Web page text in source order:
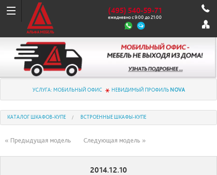
(495) 540-59-71
ежедневно с 9:00 до 21:00
УСЛУГА: МОБИЛЬНЫЙ ОФИС НЕВИДИМЫЙ ПРОФИЛЬ NOVA
КАТАЛОГ ШКАФОВ-КУПЕ ВСТРОЕННЫЕ ШКАФЫ-КУПЕ
« Предыдущая модель Следующая модель »
2014.12.10